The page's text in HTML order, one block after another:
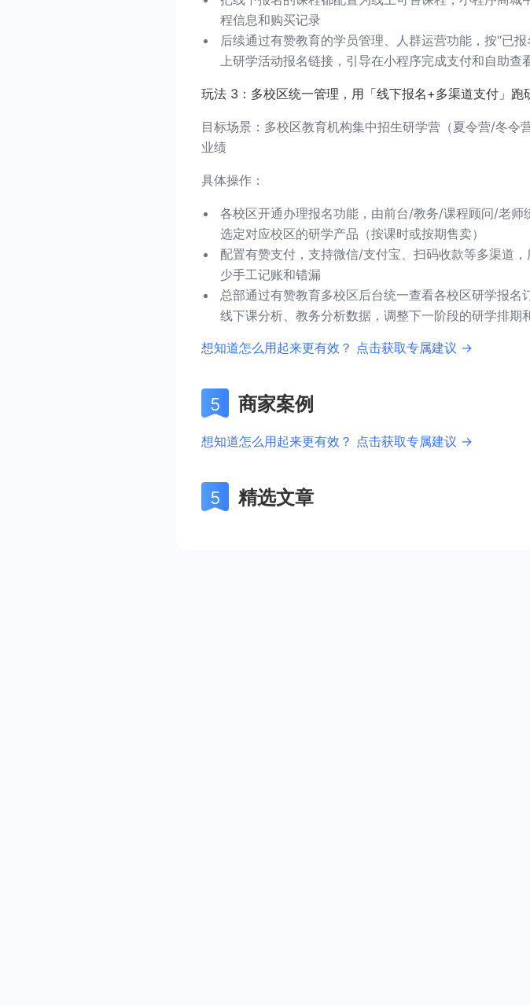
程信息和购买记录
后续通过有赞教育的学员管理、人群运营功能，按“已
上研学活动报名链接，引导在小程序完成支付和自助查
玩法 3：多校区统一管理，用「线下报名+多渠道支付」跑
目标场景：多校区教育机构集中招生研学营（夏令营/冬令
业绩
具体操作：
各校区开通办理报名功能，由前台/教务/课程顾问/老师
选定对应校区的研学产品（按课时或按期售卖）
配置有赞支付，支持微信/支付宝、扫码收款等多渠道
少手工记账和错漏
总部通过有赞教育多校区后台统一查看各校区研学报名
线下课分析、教务分析数据，调整下一阶段的研学排期
想知道怎么用起来更有效？ 点击获取专属建议 →
商家案例
想知道怎么用起来更有效？ 点击获取专属建议 →
精选文章